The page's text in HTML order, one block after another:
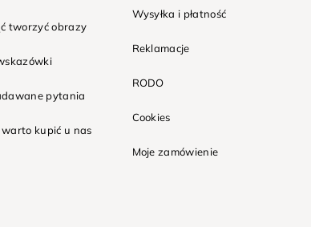
tworzyć obrazy
pytania
warto kupić u nas
Wysyłka i płatność
Reklamacje
RODO
Cookies
Moje zamówienie